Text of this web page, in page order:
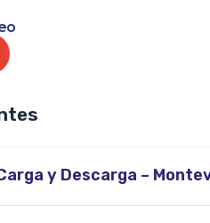
y Descarga –